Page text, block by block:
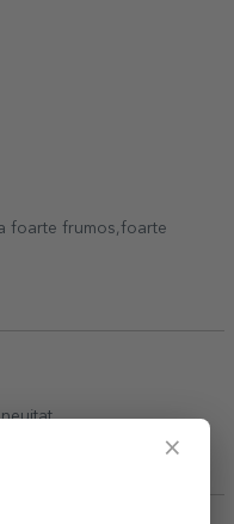
foarte frumos,foarte
×